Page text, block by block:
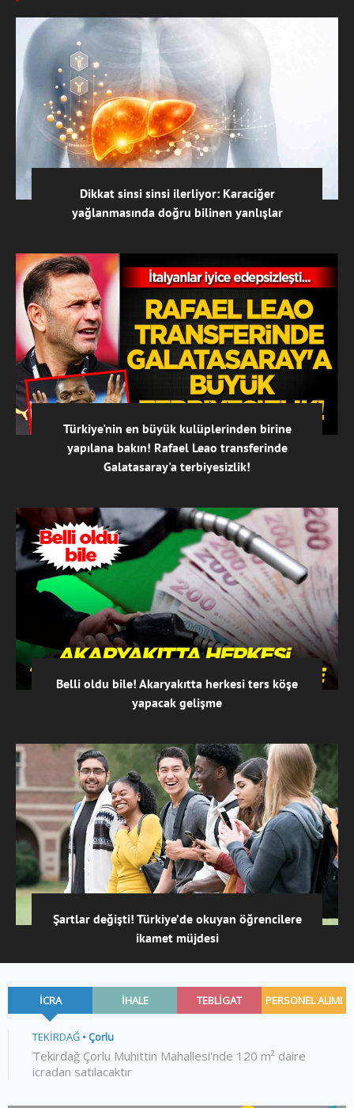
Dikkat sinsi sinsi ilerliyor: Karaciğer
yağlanmasında doğru bilinen yanlışlar
Türkiye'nin en büyük kulüplerinden birine
yapılana bakın! Rafael Leao transferinde
Galatasaray'a terbiyesizlik!
Belli oldu bile! Akaryakıtta herkesi ters köşe
yapacak gelişme
Şartlar değişti! Türkiye’de okuyan öğrencilere
ikamet müjdesi